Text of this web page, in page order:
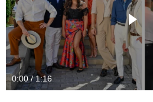
0:00 / 1:16